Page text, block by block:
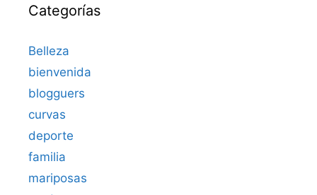
Categorías
Belleza
bienvenida
blogguers
curvas
deporte
familia
mariposas